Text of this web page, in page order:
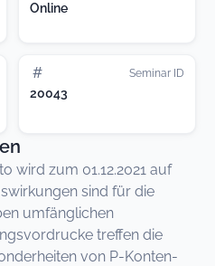
Online
# Seminar ID
20043
wird zum 01.12.2021 auf
sind für die
umfänglichen
treffen die
von P-Konten-